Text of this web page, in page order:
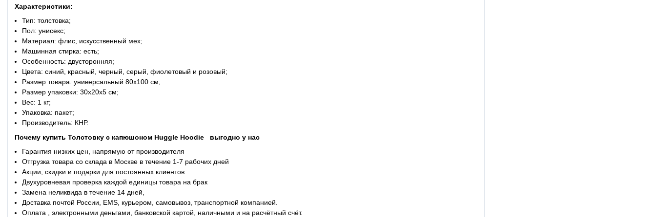
Характеристики:
Тип: толстовка;
Пол: унисекс;
Материал: флис, искусственный мех;
Машинная стирка: есть;
Особенность: двусторонняя;
Цвета: синий, красный, черный, серый, фиолетовый и розовый;
Размер товара: универсальный 80х100 см;
Размер упаковки: 30x20x5 см;
Вес: 1 кг;
Упаковка: пакет;
Производитель: КНР.
Почему купить Толстовку с капюшоном Huggle Hoodie
выгодно у нас
Гарантия низких цен, напрямую от производителя
Отгрузка товара со склада в Москве в течение 1-7 рабочих дней
Акции, скидки и подарки для постоянных клиентов
Двухуровневая проверка каждой единицы товара на брак
Замена неликвида в течение 14 дней,
Доставка почтой России, EMS, курьером, самовывоз, транспортной компанией.
Оплата , электронными деньгами, банковской картой, наличными и на расчётный счёт.